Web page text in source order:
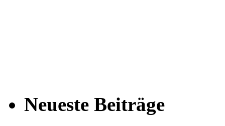
Neueste Beiträge